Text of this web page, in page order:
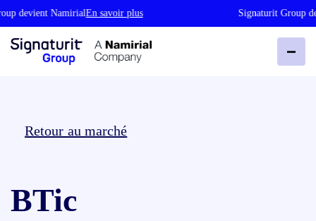
devient NamirialEn savoir plus Signaturit Group
Retour au marché
BTic